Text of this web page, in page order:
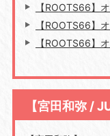
【ROOTS66】
【ROOTS66】
【ROOTS66】
【宮田和弥 /